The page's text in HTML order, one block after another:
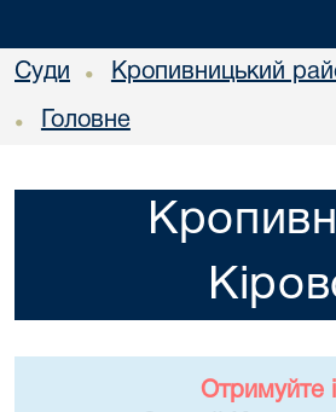
Суди • Кропивницький
• Головне
Отримуйте